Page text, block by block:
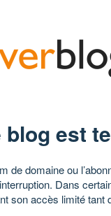
blog est
de domaine ou
Dans
son accès limité tant